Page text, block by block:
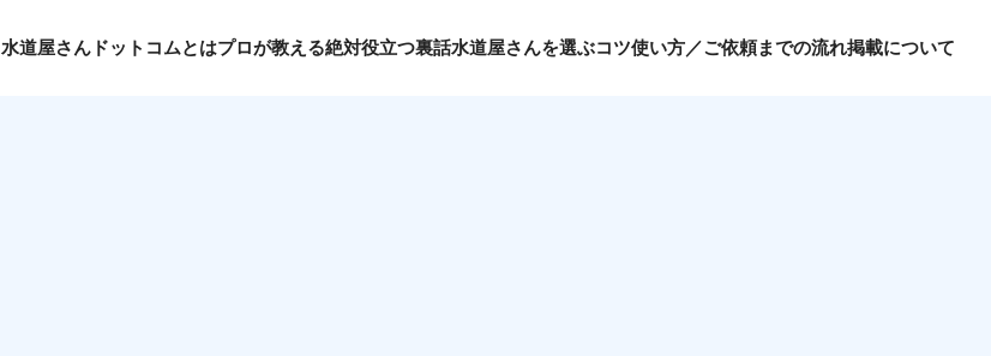
水道屋さんドットコムとはプロが教える絶対役立つ裏話水道屋さんを選ぶコツ使い方／ご依頼までの流れ掲載について